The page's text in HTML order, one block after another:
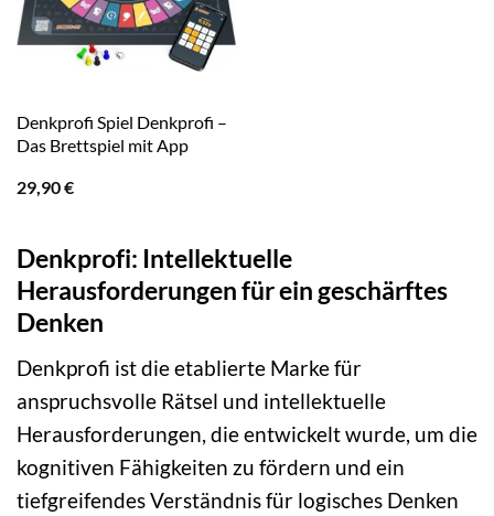
Denkprofi Spiel Denkprofi –
Das Brettspiel mit App
29,90€
Denkprofi: Intellektuelle
Herausforderungen für ein geschärftes
Denken
Denkprofi ist die etablierte Marke für
anspruchsvolle Rätsel und intellektuelle
Herausforderungen, die entwickelt wurde, um die
kognitiven Fähigkeiten zu fördern und ein
tiefgreifendes Verständnis für logisches Denken